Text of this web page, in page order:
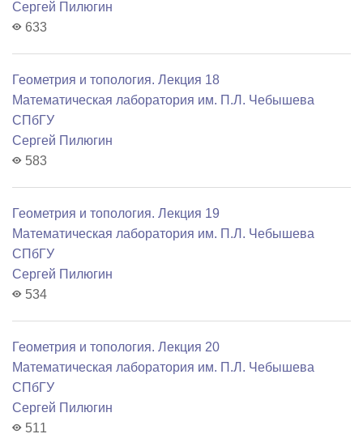
Сергей Пилюгин
633
Геометрия и топология. Лекция 18
Математичеcкая лаборатория им. П.Л. Чебышева
СПбГУ
Сергей Пилюгин
583
Геометрия и топология. Лекция 19
Математичеcкая лаборатория им. П.Л. Чебышева
СПбГУ
Сергей Пилюгин
534
Геометрия и топология. Лекция 20
Математичеcкая лаборатория им. П.Л. Чебышева
СПбГУ
Сергей Пилюгин
511